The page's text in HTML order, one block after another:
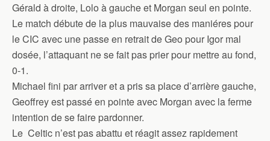
Gérald à droite, Lolo à gauche et Morgan seul en pointe.
Le match débute de la plus mauvaise des maniéres pour
le CIC avec une passe en retrait de Geo pour Igor mal
dosée, l’attaquant ne se fait pas prier pour mettre au fond,
0-1.
Michael fini par arriver et a pris sa place d’arrière gauche,
Geoffrey est passé en pointe avec Morgan avec la ferme
intention de se faire pardonner.
Le Celtic n’est pas abattu et réagit assez rapidement